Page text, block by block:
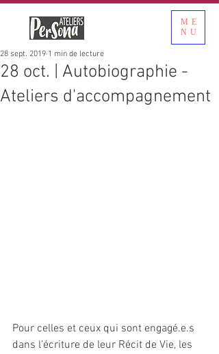
ME
NU
28 oct. | Autobiographie -
Ateliers d'accompagnement
28 sept. 2019 1 min de lecture
Pour celles et ceux qui sont engagé.e.s
dans l’écriture de leur Récit de Vie, les